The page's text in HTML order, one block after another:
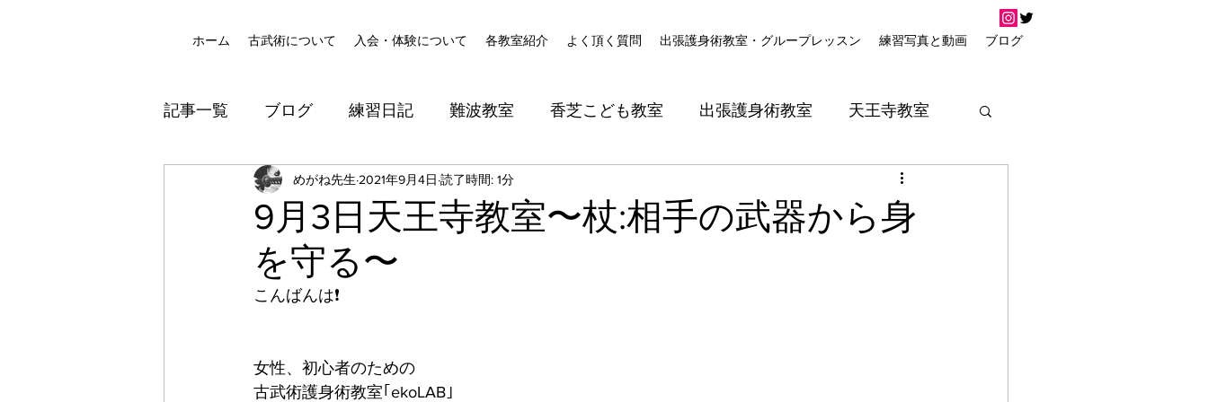
ホーム 古武術について 入会・体験について 各教室紹介 よく頂く質問 出張護身術教室・グループレッスン 練習写真と動画 ブログ
記事一覧 ブログ 練習日記 難波教室 香芝こども教室 出張護身術教室 天王寺教室
八尾道場 防犯
9月3日天王寺教室〜杖:相手の武器から身
を守る〜
めがね先生 2021年9月4日 読了時間: 1分
こんばんは❗️
女性、初心者のための
古武術護身術教室｢ekoLAB｣